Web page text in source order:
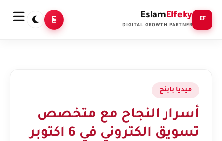
EF
EslamElfeky
DIGITAL GROWTH PARTNER
ميديا باينج
أسرار النجاح مع متخصص
تسويق الكتروني في 6 اكتوبر